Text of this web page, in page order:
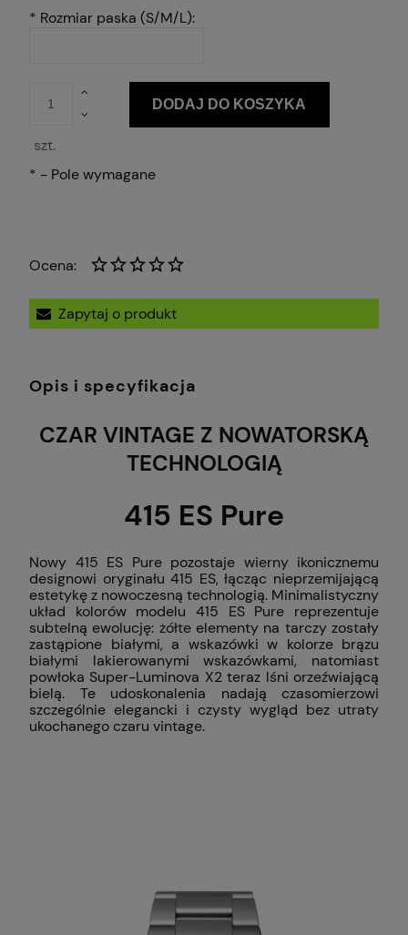
* Rozmiar paska (S/M/L):
szt.
DODAJ DO KOSZYKA
* - Pole wymagane
Ocena:
Zapytaj o produkt
Opis i specyfikacja
CZAR VINTAGE Z NOWATORSKĄ
TECHNOLOGIĄ
415 ES Pure
Nowy 415 ES Pure pozostaje wierny ikonicznemu
designowi oryginału 415 ES, łącząc nieprzemijającą
estetykę z nowoczesną technologią. Minimalistyczny
układ kolorów modelu 415 ES Pure reprezentuje
subtelną ewolucję: żółte elementy na tarczy zostały
zastąpione białymi, a wskazówki w kolorze brązu
białymi lakierowanymi wskazówkami, natomiast
powłoka Super-Luminova X2 teraz lśni orzeźwiającą
bielą. Te udoskonalenia nadają czasomierzowi
szczególnie elegancki i czysty wygląd bez utraty
ukochanego czaru vintage.